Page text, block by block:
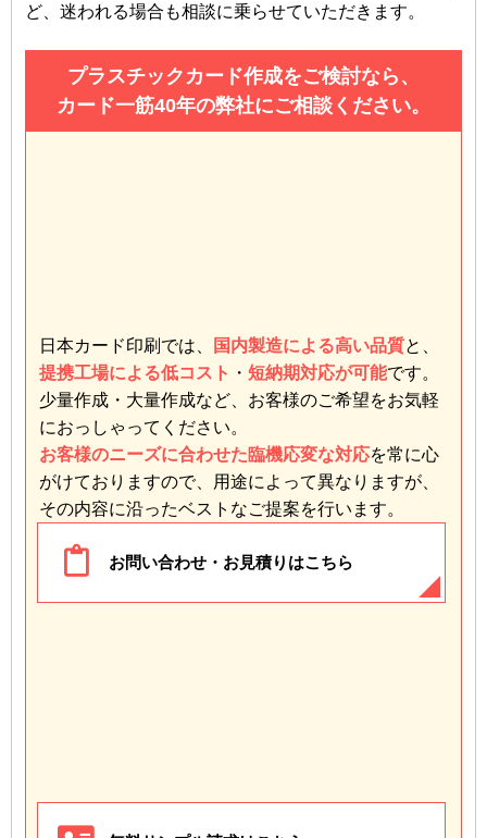
ど、迷われる場合も相談に乗らせていただきます。
プラスチックカード作成をご検討なら、
カード一筋40年の弊社にご相談ください。
日本カード印刷では、 国内製造による高い品質と、
提携工場による低コスト ・ 短納期対応が可能です。
少量作成・大量作成など、お客様のご希望をお気軽
におっしゃってください。
お客様のニーズに合わせた臨機応変な対応を常に心
がけておりますので、用途によって異なりますが、
その内容に沿ったベストなご提案を行います。
お問い合わせ・お見積りはこちら